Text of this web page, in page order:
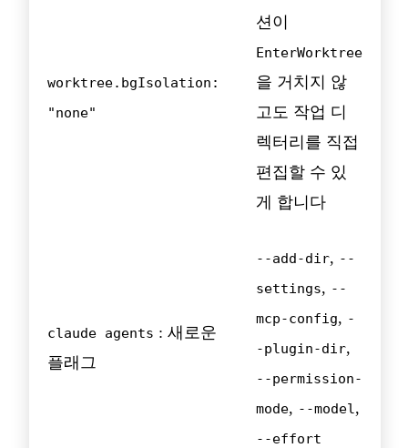
worktree.bgIsolation:
"none"
션이
EnterWorktree
을 거치지 않
고도 작업 디
렉터리를 직접
편집할 수 있
게 합니다
claude agents : 새로운
플래그
--add-dir, --
settings, --
mcp-config, -
-plugin-dir,
--permission-
mode, --model,
--effort